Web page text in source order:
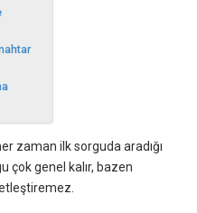
zaman ilk sorguda aradığı
çok genel kalır, bazen